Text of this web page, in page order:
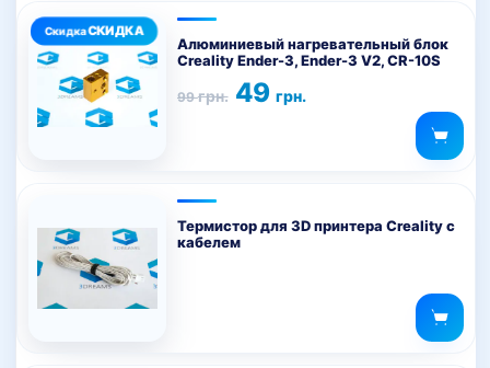
Алюминиевый нагревательный блок
Creality Ender-3, Ender-3 V2, CR-10S
99грн.
Первоначальная
цена
49грн.
Текущая
цена:
Термистор для 3D принтера Creality с
кабелем